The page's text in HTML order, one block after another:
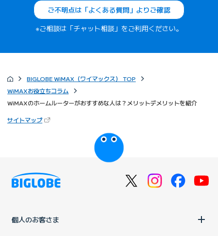
ご不明点は「よくある質問」よりご確認
※ご相談は「チャット相談」をご利用ください。
BIGLOBE WiMAX（ワイマックス） TOP
WiMAXお役立ちコラム
WiMAXのホームルーターがおすすめな人は？メリットデメリットを紹介
サイトマップ（新しいタブで開きます）
個人のお客さま